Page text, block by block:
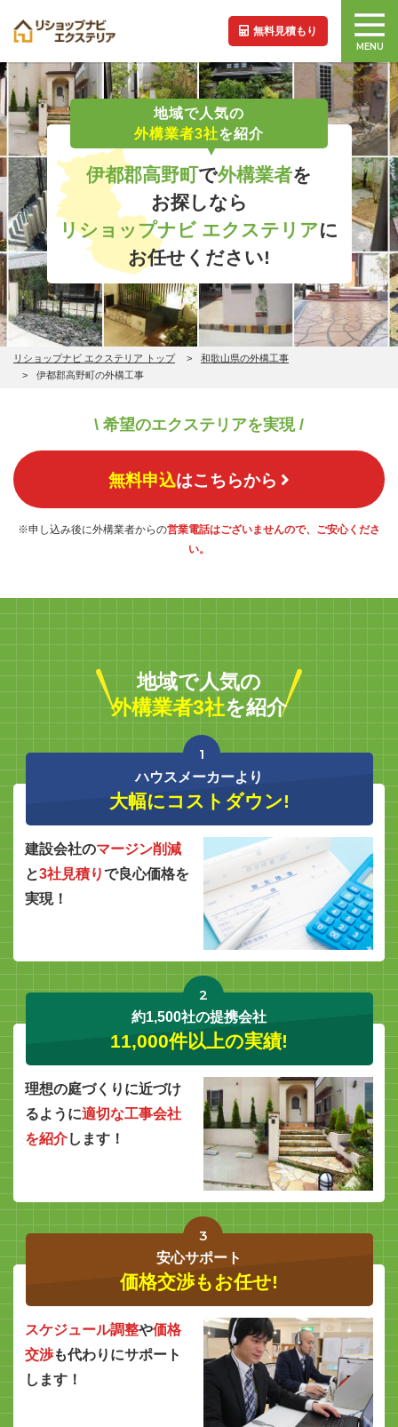
無料見積もり
MENU
地域で人気の
外構業者3社を紹介
伊都郡高野町で外構業者を
お探しなら
リショップナビ エクステリアに
お任せください!
リショップナビ エクステリア トップ
和歌山県の外構工事
伊都郡高野町の外構工事
\ 希望のエクステリアを実現 /
無料申込はこちらから
※申し込み後に外構業者からの営業電話はございませんので、ご安心くださ
い。
地域で人気の
外構業者3社を紹介
1
ハウスメーカーより
大幅にコストダウン!
建設会社のマージン削減
と3社見積りで良心価格を
実現！
2
約1,500社の提携会社
11,000件以上の実績!
理想の庭づくりに近づけ
るように適切な工事会社
を紹介します！
3
安心サポート
価格交渉もお任せ!
スケジュール調整や価格
交渉も代わりにサポート
します！